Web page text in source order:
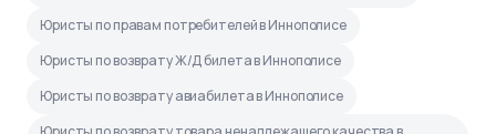
Юристы по правам потребителей в Иннополисе
Юристы по возврату Ж/Д билета в Иннополисе
Юристы по возврату авиабилета в Иннополисе